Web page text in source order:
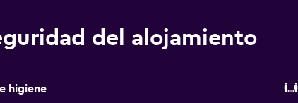
del alojamiento
higiene